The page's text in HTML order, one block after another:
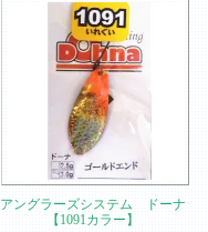
アングラーズシステム ドーナ
【1091カラー】